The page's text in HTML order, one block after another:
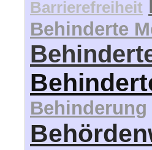
Barrierefreiheit
Behinderte
Behinderung